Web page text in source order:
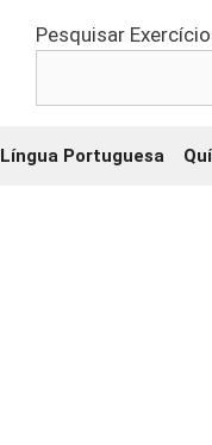
Pesquisar
Língua Portuguesa